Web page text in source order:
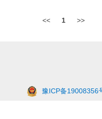
<< 1 >>
豫ICP备19008356